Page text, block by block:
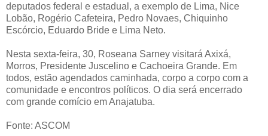
deputados federal e estadual, a exemplo de Lima, Nice
Lobão, Rogério Cafeteira, Pedro Novaes, Chiquinho
Escórcio, Eduardo Bride e Lima Neto.
Nesta sexta-feira, 30, Roseana Sarney visitará Axixá,
Morros, Presidente Juscelino e Cachoeira Grande. Em
todos, estão agendados caminhada, corpo a corpo com a
comunidade e encontros políticos. O dia será encerrado
com grande comício em Anajatuba.
Fonte: ASCOM